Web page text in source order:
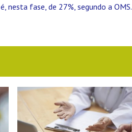
é, nesta fase, de 27%, segundo a OMS.